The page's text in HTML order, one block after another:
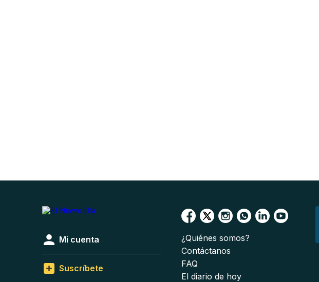
Mi cuenta
Suscríbete
¿Quiénes somos?
Contáctanos
FAQ
El diario de hoy